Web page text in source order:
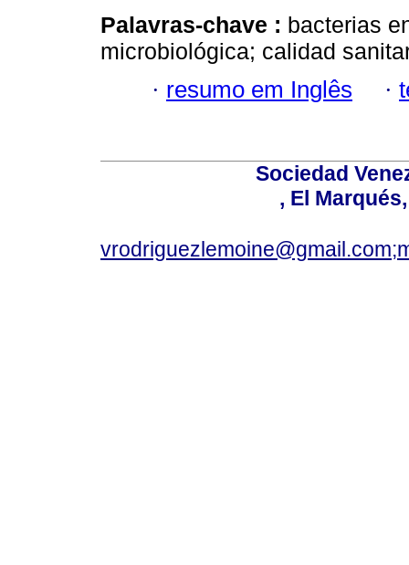
Palavras-chave : bacterias
microbiológica; calidad
· resumo em Inglês ·
Sociedad
, El